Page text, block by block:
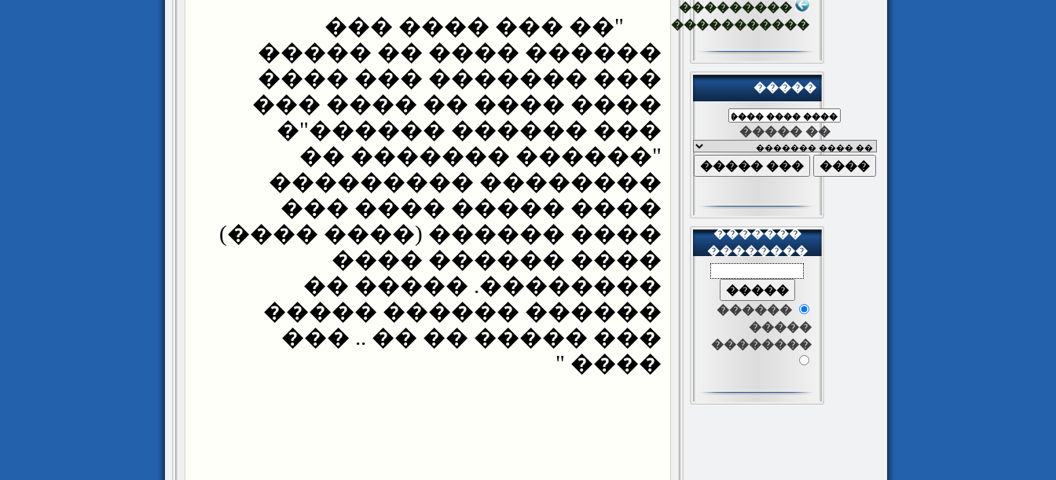
"�� ��� ���� ���
������ ���� �� �����
��� ������� ��� ����
���� ���� �� ���� ���
��� ������ ������"�
"������ ������� ��
�������� ���������
���� ����� ���� ���
���� ������ (���� ����)
���� ������ ����
��������. ����� ��
������ ������ �����
��� ����� �� �� .. ���
���� "
���������
�����������
�����
����� ��
�������
��������
������
�����
��������